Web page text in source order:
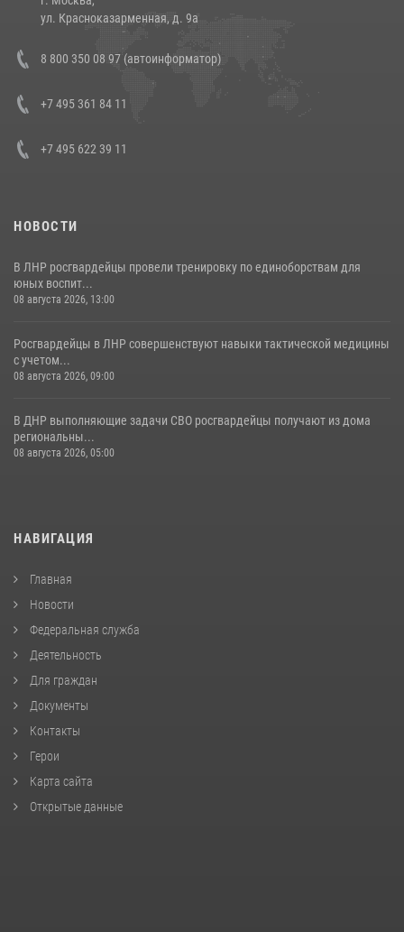
14 июля 2026, 12:20
Состоялась рабочая встреча директора Росгвардии Героя России
генерала армии Виктора Золотова с заместителем полномочного
представителя Президента Российской Федерации в Северо-
Кавказском федеральном округе Виталием Кузнецовым
ул. Красноказарменная, д. 9а
8 800 350 08 97 (автоинформатор)
+7 495 361 84 11
+7 495 622 39 11
НОВОСТИ
В ЛНР росгвардейцы провели тренировку по единоборствам для
юных воспит...
08 августа 2026, 13:00
Росгвардейцы в ЛНР совершенствуют навыки тактической медицины
с учетом...
08 августа 2026, 09:00
В ДНР выполняющие задачи СВО росгвардейцы получают из дома
региональны...
08 августа 2026, 05:00
НАВИГАЦИЯ
Главная
Новости
Федеральная служба
Деятельность
Для граждан
Документы
Контакты
Герои
Карта сайта
Открытые данные